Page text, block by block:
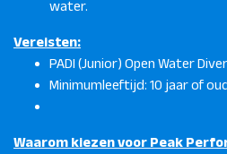
water.
Vereisten:
PADI (Junior) Open Water
Minimumleeftijd: 10 jaar of
Waarom kiezen voor Peak